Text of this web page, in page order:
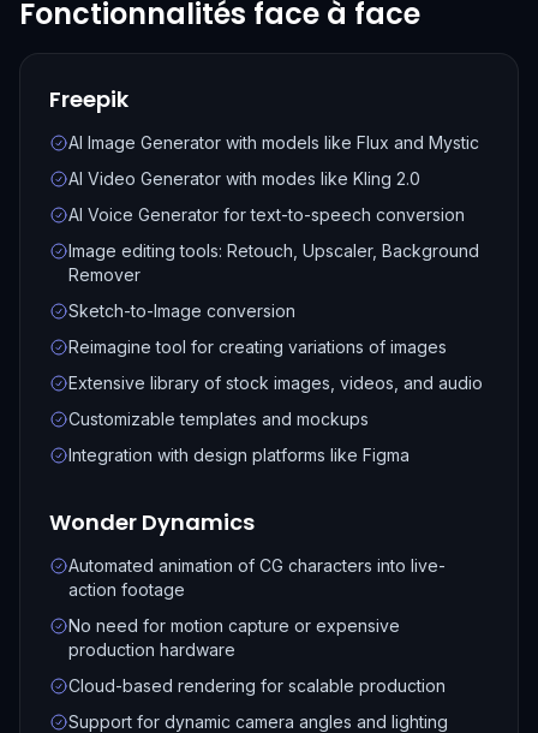
Fonctionnalités face à face
Freepik
AI Image Generator with models like Flux and Mystic
AI Video Generator with modes like Kling 2.0
AI Voice Generator for text-to-speech conversion
Image editing tools: Retouch, Upscaler, Background
Remover
Sketch-to-Image conversion
Reimagine tool for creating variations of images
Extensive library of stock images, videos, and audio
Customizable templates and mockups
Integration with design platforms like Figma
Wonder Dynamics
Automated animation of CG characters into live-
action footage
No need for motion capture or expensive
production hardware
Cloud-based rendering for scalable production
Support for dynamic camera angles and lighting